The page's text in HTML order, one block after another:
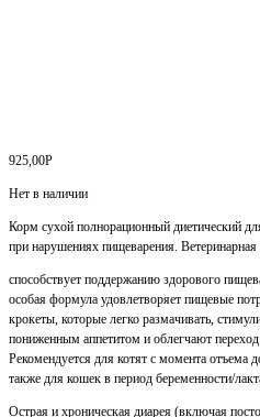
925,00Р
Нет в наличии
Корм сухой полнорационный диетический
при нарушениях пищеварения. Ветеринарная
способствует поддержанию здорового
особая формула удовлетворяет пищевые
крокеты, которые легко размачивать,
пониженным аппетитом и облегчают
Рекомендуется для котят с момента отъема
также для кошек в период беременности/
Острая и хроническая диарея (включая